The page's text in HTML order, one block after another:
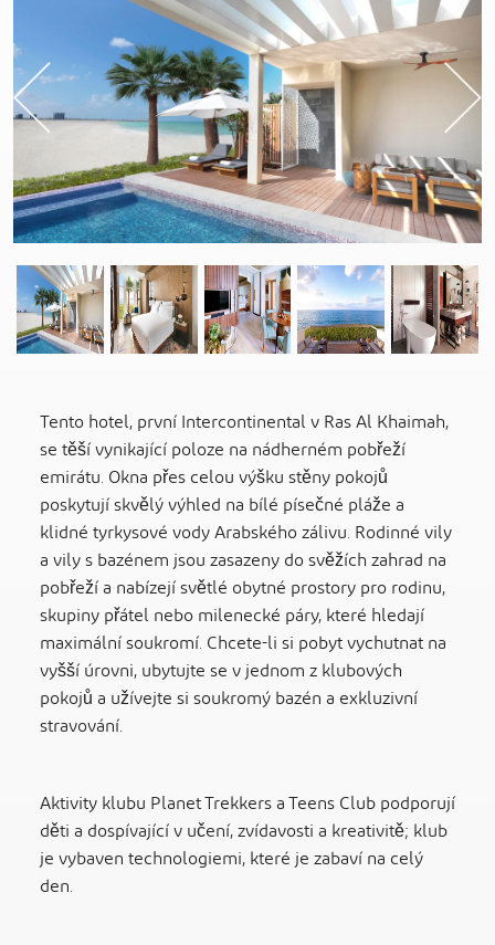
Previous
Tento hotel, první Intercontinental v Ras Al Khaimah,
se těší vynikající poloze na nádherném pobřeží
emirátu. Okna přes celou výšku stěny pokojů
poskytují skvělý výhled na bílé písečné pláže a
klidné tyrkysové vody Arabského zálivu. Rodinné vily
a vily s bazénem jsou zasazeny do svěžích zahrad na
pobřeží a nabízejí světlé obytné prostory pro rodinu,
skupiny přátel nebo milenecké páry, které hledají
maximální soukromí. Chcete-li si pobyt vychutnat na
vyšší úrovni, ubytujte se v jednom z klubových
pokojů a užívejte si soukromý bazén a exkluzivní
stravování.
Aktivity klubu Planet Trekkers a Teens Club podporují
děti a dospívající v učení, zvídavosti a kreativitě; klub
je vybaven technologiemi, které je zabaví na celý
den.